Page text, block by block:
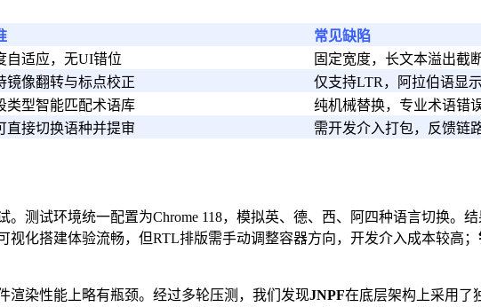
常见缺陷
自适应，无UI错位
固定宽度，长文本溢出截
镜像翻转与标点校正
仅支持LTR，阿拉伯语显
类型智能匹配术语库
纯机械替换，专业术语错
直接切换语种并提审 需开发介入打包，反馈链
测试环境统一配置为Chrome 118，模拟英、德、西、阿四种语言切换。结
视化搭建体验流畅，但RTL排版需手动调整容器方向，开发介入成本较高；
渲染性能上略有瓶颈。经过多轮压测，我们发现JNPF在底层架构上采用了